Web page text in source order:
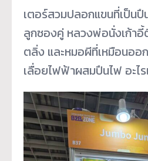
เตอร์สวมปลอกแขนที่เป็น
ลูกซองคู่ หลวงพ่อนั่งเก้า
ตลิ่ง และหมอผีที่เหมือนออ
เลื่อยไฟฟ้าผสมปืนไฟ อะไ